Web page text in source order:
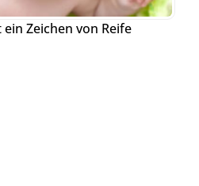
Zeichen von Reife